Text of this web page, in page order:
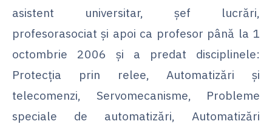
asistent universitar, șef lucrări,
profesorasociat și apoi ca profesor până la 1
octombrie 2006 și a predat disciplinele:
Protecţia prin relee, Automatizări şi
telecomenzi, Servomecanisme, Probleme
speciale de automatizări, Automatizări